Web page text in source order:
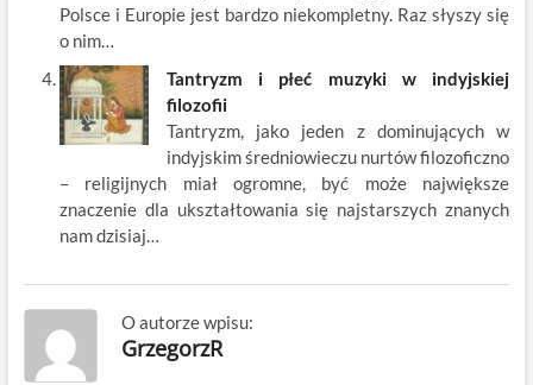
Polsce i Europie jest bardzo niekompletny. Raz słyszy się
o nim…
Tantryzm i płeć muzyki w indyjskiej
filozofii
Tantryzm, jako jeden z dominujących w
indyjskim średniowieczu nurtów filozoficzno
– religijnych miał ogromne, być może największe
znaczenie dla ukształtowania się najstarszych znanych
nam dzisiaj…
O autorze wpisu:
GrzegorzR